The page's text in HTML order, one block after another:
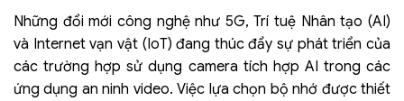
Những đổi mới công nghệ như 5G, Trí tuệ Nhân tạo (AI)
và Internet vạn vật (IoT) đang thúc đẩy sự phát triển của
các trường hợp sử dụng camera tích hợp AI trong các
ứng dụng an ninh video. Việc lựa chọn bộ nhớ được thiết